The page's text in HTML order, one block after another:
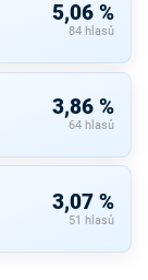
5,06 %
84 hlasů
3,86 %
64 hlasů
3,07 %
51 hlasů